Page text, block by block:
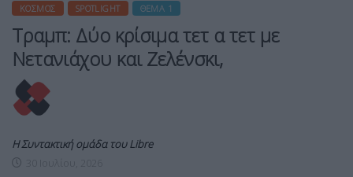
ΚΌΣΜΟΣ SPOTLIGHT ΘΈΜΑ 1
Τραμπ: Δύο κρίσιμα τετ α τετ με
Νετανιάχου και Ζελένσκι,
Η Συντακτική ομάδα του Libre